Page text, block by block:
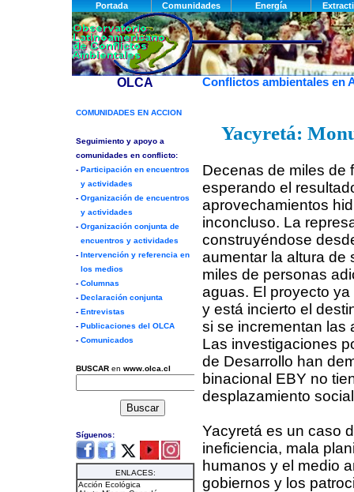
Conflictos ambientales en
Yacyretá:
Decenas de miles de
esperando el
aprovechamientos
inconcluso. La
construyéndose
aumentar la altura de
miles de personas
aguas. El proyecto
y está incierto el
si se incrementan las
Las investigaciones
de Desarrollo han
binacional EBY no
desplazamiento
Yacyretá es un caso
ineficiencia, mala
humanos y el medio
gobiernos y los